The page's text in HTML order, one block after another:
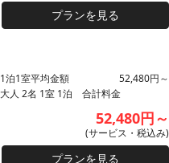
プランを見る
1泊1室平均金額
52,480円～
大人 2名 1室 1泊 合計料金
52,480円～
(サービス・税込み)
プランを見る